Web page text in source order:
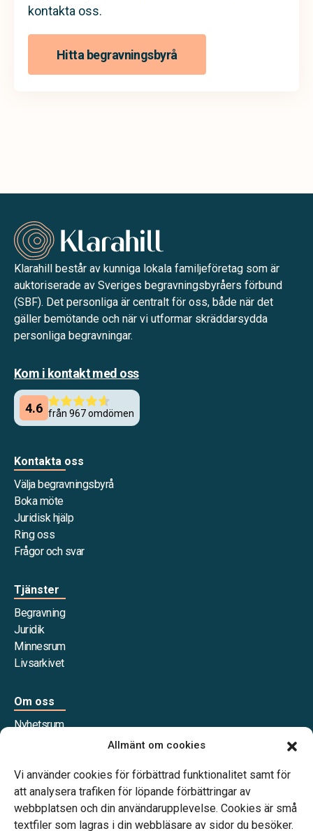
Allmänt om cookies
Vi använder cookies för förbättrad funktionalitet samt för
att analysera trafiken för löpande förbättringar av
webbplatsen och din användarupplevelse. Cookies är små
textfiler som lagras i din webbläsare av sidor du besöker.
kontakta oss.
Hitta begravningsbyrå
Klarahill består av kunniga lokala familjeföretag som är
auktoriserade av Sveriges begravningsbyråers förbund
(SBF). Det personliga är centralt för oss, både när det
gäller bemötande och när vi utformar skräddarsydda
personliga begravningar.
Kom i kontakt med oss
Kontakta oss
Välja begravningsbyrå
Boka möte
Juridisk hjälp
Ring oss
Frågor och svar
Tjänster
Begravning
Juridik
Minnesrum
Livsarkivet
Om oss
Nyhetsrum
Våra samarbetspartners